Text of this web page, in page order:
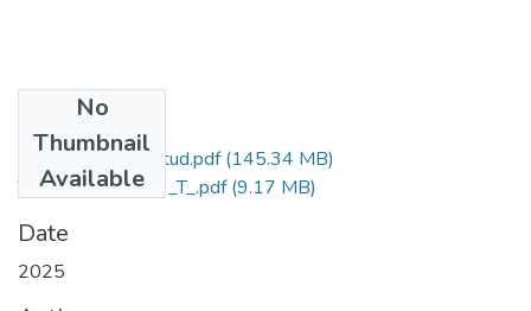
No
Thumbnail
Available
Grado de Similitud.pdf(145.34 MB)
T036_46023289_T_.pdf(9.17 MB)
Date
2025